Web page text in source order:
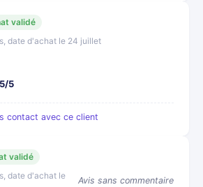
validé
date d'achat le 24 juillet
5/5
contact avec ce client
validé
date d'achat le
Avis sans commentaire